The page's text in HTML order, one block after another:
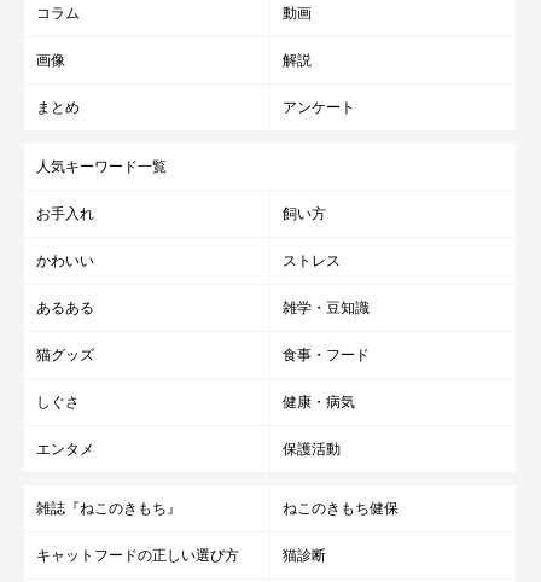
コラム 動画
画像 解説
まとめ アンケート
人気キーワード一覧
お手入れ 飼い方
かわいい ストレス
あるある 雑学・豆知識
猫グッズ 食事・フード
しぐさ 健康・病気
エンタメ 保護活動
雑誌『ねこのきもち』 ねこのきもち健保
キャットフードの正しい選び方 猫診断